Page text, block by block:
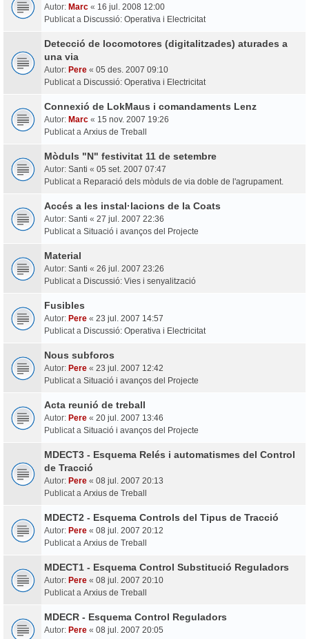
Autor: Marc « 16 jul. 2008 12:00
Publicat a Discussió: Operativa i Electricitat
Detecció de locomotores (digitalitzades) aturades a
una via
Autor: Pere « 05 des. 2007 09:10
Publicat a Discussió: Operativa i Electricitat
Connexió de LokMaus i comandaments Lenz
Autor: Marc « 15 nov. 2007 19:26
Publicat a Arxius de Treball
Mòduls "N" festivitat 11 de setembre
Autor: Santi « 05 set. 2007 07:47
Publicat a Reparació dels mòduls de via doble de l'agrupament.
Accés a les instal·lacions de la Coats
Autor: Santi « 27 jul. 2007 22:36
Publicat a Situació i avanços del Projecte
Material
Autor: Santi « 26 jul. 2007 23:26
Publicat a Discussió: Vies i senyalització
Fusibles
Autor: Pere « 23 jul. 2007 14:57
Publicat a Discussió: Operativa i Electricitat
Nous subforos
Autor: Pere « 23 jul. 2007 12:42
Publicat a Situació i avanços del Projecte
Acta reunió de treball
Autor: Pere « 20 jul. 2007 13:46
Publicat a Situació i avanços del Projecte
MDECT3 - Esquema Relés i automatismes del Control
de Tracció
Autor: Pere « 08 jul. 2007 20:13
Publicat a Arxius de Treball
MDECT2 - Esquema Controls del Tipus de Tracció
Autor: Pere « 08 jul. 2007 20:12
Publicat a Arxius de Treball
MDECT1 - Esquema Control Substitució Reguladors
Autor: Pere « 08 jul. 2007 20:10
Publicat a Arxius de Treball
MDECR - Esquema Control Reguladors
Autor: Pere « 08 jul. 2007 20:05